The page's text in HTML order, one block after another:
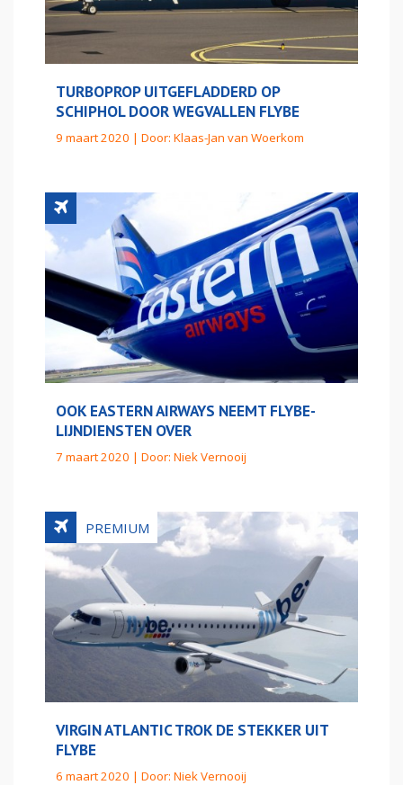
TURBOPROP UITGEFLADDERD OP
SCHIPHOL DOOR WEGVALLEN FLYBE
9 maart 2020 | Door: Klaas-Jan van Woerkom
OOK EASTERN AIRWAYS NEEMT FLYBE-
LIJNDIENSTEN OVER
7 maart 2020 | Door: Niek Vernooij
VIRGIN ATLANTIC TROK DE STEKKER UIT
FLYBE
6 maart 2020 | Door: Niek Vernooij